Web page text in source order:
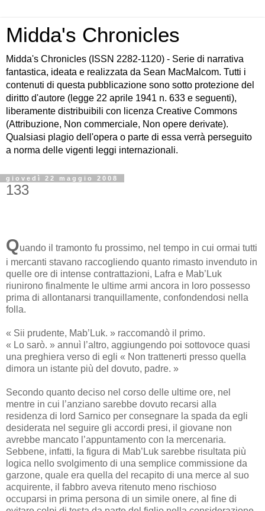
Midda's Chronicles
Midda's Chronicles (ISSN 2282-1120) - Serie di narrativa
fantastica, ideata e realizzata da Sean MacMalcom. Tutti i
contenuti di questa pubblicazione sono sotto protezione del
diritto d'autore (legge 22 aprile 1941 n. 633 e seguenti),
liberamente distribuibili con licenza Creative Commons
(Attribuzione, Non commerciale, Non opere derivate).
Qualsiasi plagio dell'opera o parte di essa verrà perseguito
a norma delle vigenti leggi internazionali.
giovedì 22 maggio 2008
133
Quando il tramonto fu prossimo, nel tempo in cui ormai tutti
i mercanti stavano raccogliendo quanto rimasto invenduto in
quelle ore di intense contrattazioni, Lafra e Mab’Luk
riunirono finalmente le ultime armi ancora in loro possesso
prima di allontanarsi tranquillamente, confondendosi nella
folla.
« Sii prudente, Mab’Luk. » raccomandò il primo.
« Lo sarò. » annuì l’altro, aggiungendo poi sottovoce quasi
una preghiera verso di egli « Non trattenerti presso quella
dimora un istante più del dovuto, padre. »
Secondo quanto deciso nel corso delle ultime ore, nel
mentre in cui l’anziano sarebbe dovuto recarsi alla
residenza di lord Sarnico per consegnare la spada da egli
desiderata nel seguire gli accordi presi, il giovane non
avrebbe mancato l’appuntamento con la mercenaria.
Sebbene, infatti, la figura di Mab’Luk sarebbe risultata più
logica nello svolgimento di una semplice commissione da
garzone, quale era quella del recapito di una merce al suo
acquirente, il fabbro aveva ritenuto meno rischioso
occuparsi in prima persona di un simile onere, al fine di